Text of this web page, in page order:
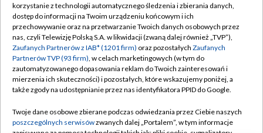
TVP
Abonament TVP
Emisja w TVP
Centrum informacji TVP
Naziemna Telewizja Cyfrowa
Rada Programowa
Regulamin TVP
Polityka prywatności
Moje zgody
Pomoc
Kontakt
korzystanie z technologii automatycznego śledzenia i zbierania danych,
dostęp do informacji na Twoim urządzeniu końcowym i ich
przechowywanie oraz na przetwarzanie Twoich danych osobowych przez
nas, czyli Telewizję Polską S.A. w likwidacji (zwaną dalej również „TVP”),
Zaufanych Partnerów z IAB* (1201 firm) oraz pozostałych Zaufanych
Partnerów TVP (93 firm), w celach marketingowych (w tym do
zautomatyzowanego dopasowania reklam do Twoich zainteresowań i
mierzenia ich skuteczności) i pozostałych, które wskazujemy poniżej, a
także zgody na udostępnianie przez nas identyfikatora PPID do Google.
Twoje dane osobowe zbierane podczas odwiedzania przez Ciebie naszych
poszczególnych serwisówzwanych dalej „Portalem”, w tym informacje